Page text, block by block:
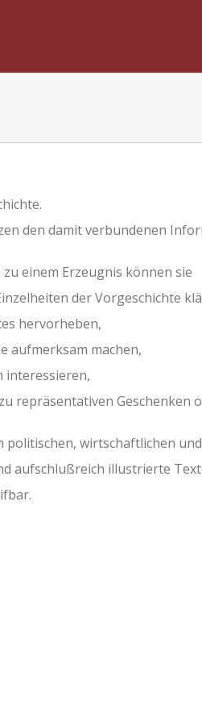
den damit verbundenen
einem Erzeugnis können sie
der Vorgeschichte
hervorheben,
aufmerksam machen,
interessieren,
repräsentativen Geschenken
wirtschaftlichen
aufschlußreich illustrierte